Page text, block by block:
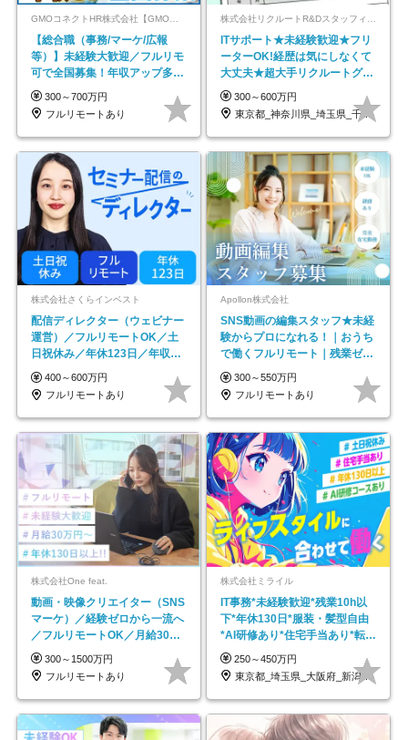
GMOコネクトHR株式会社【GMOインターネットグループ】
【総合職（事務/マーケ/広報
等）】未経験大歓迎／フルリモ
可で全国募集！年収アップ多数
★年休最大130日★
300～700万円
フルリモートあり
ITサポート★未経験歓迎★フリ
ーターOK!経歴は気にしなくて
大丈夫★超大手リクルートグル
ープの正社員/sg
300～600万円
東京都_神奈川県_埼玉県_千葉県_大阪府…
株式会社さくらインベスト
配信ディレクター（ウェビナー
運営）／フルリモートOK／土
日祝休み／年休123日／年収
600万円可
400～600万円
フルリモートあり
Apollon株式会社
SNS動画の編集スタッフ★未経
験からプロになれる！｜おうち
で働くフルリモート｜残業ゼロ
で18時退勤◎
300～550万円
フルリモートあり
株式会社One feat.
動画・映像クリエイター（SNS
マーケ）／経験ゼロから一流へ
／フルリモートOK／月給30万
円～／年休130日以上
300～1500万円
フルリモートあり
株式会社ミライル
IT事務*未経験歓迎*残業10h以
下*年休130日*服装・髪型自由
*AI研修あり*住宅手当あり*転勤
なし
250～450万円
東京都_埼玉県_大阪府_新潟県_福岡県